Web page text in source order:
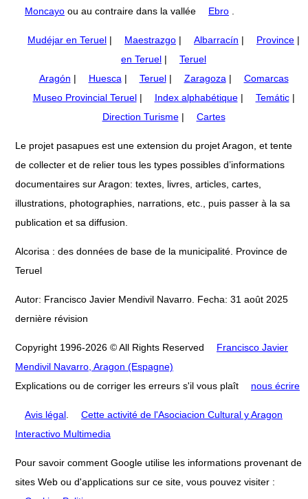
Moncayo ou au contraire dans la vallée Ebro
Mudéjar en Teruel | Maestrazgo | Albarracín | Province |
en Teruel |
Teruel
Aragón | Huesca | Teruel| Zaragoza |
Comarcas
Museo Provincial Teruel| Index alphabétique| Temátic|
Direction Turisme| Cartes
Le projet pasapues est une extension du projet Aragon, et tente
de collecter et de relier tous les types possibles d’informations
documentaires sur Aragon: textes, livres, articles, cartes,
illustrations, photographies, narrations, etc., puis passer à la sa
publication et sa diffusion.
Alcorisa : des données de base de la municipalité. Province de
Teruel
Autor: Francisco Javier Mendivil Navarro. Fecha: 31 août 2025
dernière révision
Copyright 1996-2026 © All Rights Reserved
Francisco Javier
Mendivil Navarro, Aragon (Espagne)
Explications ou de corriger les erreurs s'il vous plaît
nous écrire
Avis légal
Cette activité de l'Asociacion Cultural y Aragon
Interactivo Multimedia
Pour savoir comment Google utilise les informations provenant de
sites Web ou d'applications sur ce site, vous pouvez visiter :